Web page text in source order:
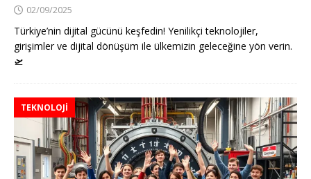
02/09/2025
Türkiye’nin dijital gücünü keşfedin! Yenilikçi teknolojiler,
girişimler ve dijital dönüşüm ile ülkemizin geleceğine yön verin.
🛫
TEKNOLOJI